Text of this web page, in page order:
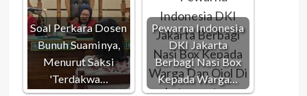
Soal Perkara Dosen
Bunuh Suaminya,
Menurut Saksi
'Terdakwa…
Pewarna Indonesia
DKI Jakarta
Berbagi Nasi Box
Kepada Warga…